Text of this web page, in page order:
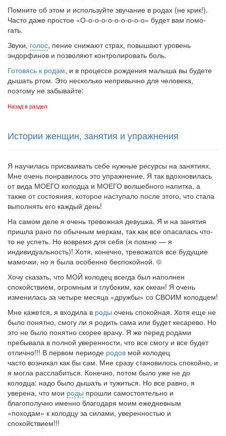
Помните об этом и используйте звучание в родах (не крик!).
Часто даже простое «О-о-о-о-о-о-о-о-о-о» будет вам помо­
гать.
Звуки, голос, пение снижают страх, повышают уровень
эндорфинов и позволяют контролировать боль.
Готовясь к родам, и в процессе рождения малыша вы будете
дышать ртом. Это несколько непривычно для человека,
поэтому не забывайте:
Назад в раздел
Истории женщин, занятия и упражнения
Я научилась присваивать себе нужные ресурсы на заня­тиях.
Мне очень понравилось это упражнение. Я так вдох­новилась
от вида МОЕГО колодца и МОЕГО волшебного на­питка, а
также от состояния, которое наступало после этого, что стала
выполнять его каждый день!
На самом деле я очень тревожная девушка. Я и на за­нятия
пришла рано по обычным меркам, так как все опаса­лась что-
то не успеть. Но вовремя для себя (я помню — я
индивидуальность)! Хотя, конечно, тревожатся все будущие
мамочки, но я была особенно беспокойной. ©
Хочу сказать, что МОЙ колодец всегда был наполнен
спокойствием, огромным и глубоким, как океан! Я очень
изменилась за четыре месяца «дружбы» со СВОИМ колод­цем!
Мне кажется, я входила в роды очень спокойная. Хотя еще не
было понятно, смогу ли я родить сама или будет ке­сарево. Но
это не было понятно скорее врачу. Я же перед родами
пребывала в полной уверенности, что все смогу и все будет
отлично!!! В первом периоде родов мой колодец
часто возникал как бы сам. Мне сразу становилось спокойно, и
я могла расслабиться. Конечно, потом было уже не до
колодца: надо было дышать и тужиться. Но все равно, я
уверена, что мои роды прошли самостоятельно и
благополучно именно благодаря моим ежедневным
«походам» к колодцу за силами, уверенностью и
спокойствием!!!